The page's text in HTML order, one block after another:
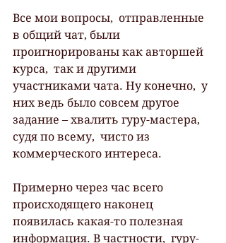
Все мои вопросы,  отправленные
в общий чат, были
проигнорированы как авторшей
курса,  так и другими
участниками чата. Ну конечно,  у
них ведь было совсем другое
задание – хвалить гуру-мастера,
судя по всему,  чисто из
коммерческого интереса.
Примерно через час всего
происходящего наконец
появилась какая-то полезная
информация. В частности,  гуру-